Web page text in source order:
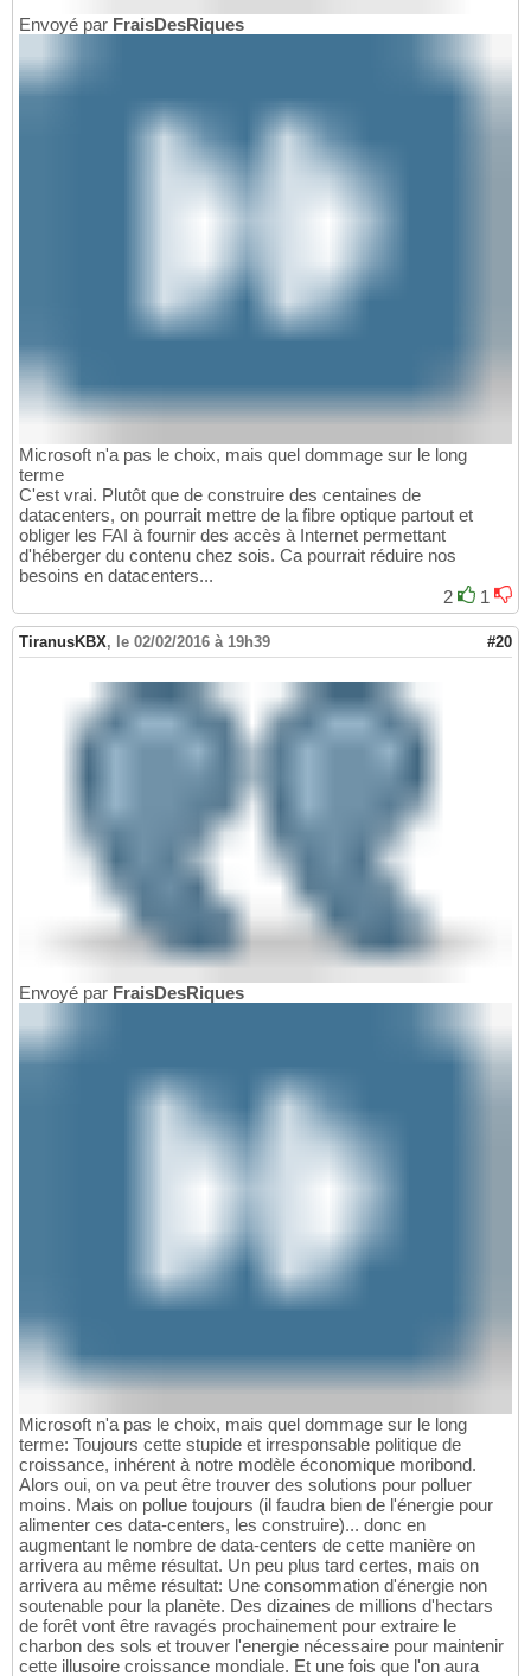
Envoyé par FraisDesRiques
Microsoft n'a pas le choix, mais quel dommage sur le long
terme
C'est vrai. Plutôt que de construire des centaines de
datacenters, on pourrait mettre de la fibre optique partout et
obliger les FAI à fournir des accès à Internet permettant
d'héberger du contenu chez sois. Ca pourrait réduire nos
besoins en datacenters...
2
1
TiranusKBX, le 02/02/2016 à 19h39 #20
Envoyé par FraisDesRiques
Microsoft n'a pas le choix, mais quel dommage sur le long
terme: Toujours cette stupide et irresponsable politique de
croissance, inhérent à notre modèle économique moribond.
Alors oui, on va peut être trouver des solutions pour polluer
moins. Mais on pollue toujours (il faudra bien de l'énergie pour
alimenter ces data-centers, les construire)... donc en
augmentant le nombre de data-centers de cette manière on
arrivera au même résultat. Un peu plus tard certes, mais on
arrivera au même résultat: Une consommation d'énergie non
soutenable pour la planète. Des dizaines de millions d'hectars
de forêt vont être ravagés prochainement pour extraire le
charbon des sols et trouver l'energie nécessaire pour maintenir
cette illusoire croissance mondiale. Et une fois que l'on aura